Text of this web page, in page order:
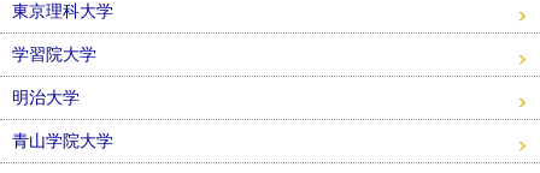
東京理科大学
学習院大学
明治大学
青山学院大学